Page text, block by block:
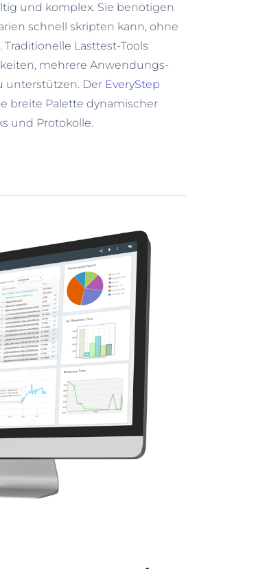
und komplex. Sie benötigen
schnell skripten kann, ohne
Lasttest-Tools
mehrere Anwendungs-
unterstützen. Der EveryStep
breite Palette dynamischer
und Protokolle.